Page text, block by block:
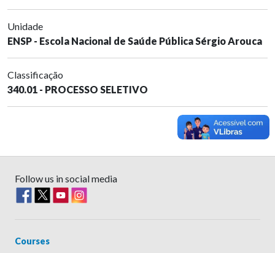
Unidade
ENSP - Escola Nacional de Saúde Pública Sérgio Arouca
Classificação
340.01 - PROCESSO SELETIVO
Follow us in social media
Courses